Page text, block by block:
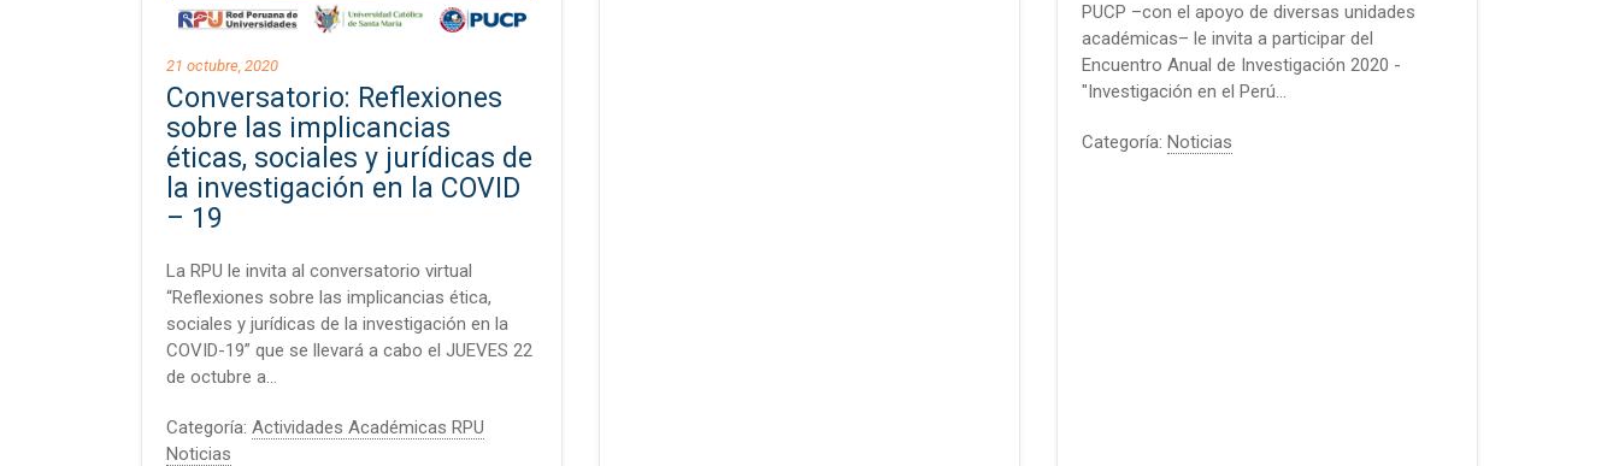
21 octubre, 2020
Conversatorio: Reflexiones
sobre las implicancias
éticas, sociales y jurídicas de
la investigación en la COVID
– 19
La RPU le invita al conversatorio virtual
“Reflexiones sobre las implicancias ética,
sociales y jurídicas de la investigación en la
COVID-19” que se llevará a cabo el JUEVES 22
de octubre a…
Categoría: Actividades Académicas RPU
Noticias
PUCP –con el apoyo de diversas unidades
académicas– le invita a participar del
Encuentro Anual de Investigación 2020 -
"Investigación en el Perú…
Categoría: Noticias